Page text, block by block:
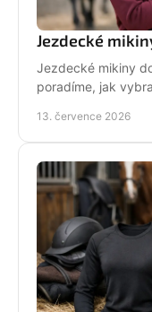
Jezdecké
Jezdecké mikiny
poradíme, jak
13. července 2026